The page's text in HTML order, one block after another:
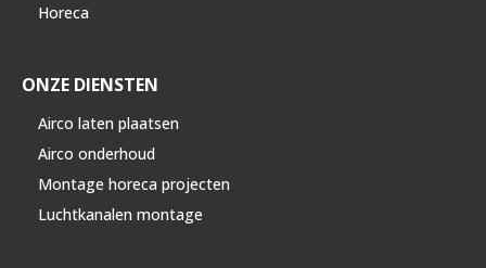
Horeca
ONZE DIENSTEN
Airco laten plaatsen
Airco onderhoud
Montage horeca projecten
Luchtkanalen montage